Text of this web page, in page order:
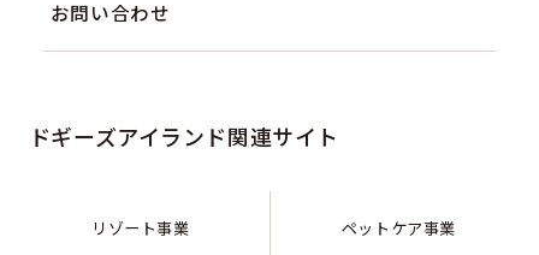
お問い合わせ
ドギーズアイランド関連サイト
リゾート事業 ペットケア事業